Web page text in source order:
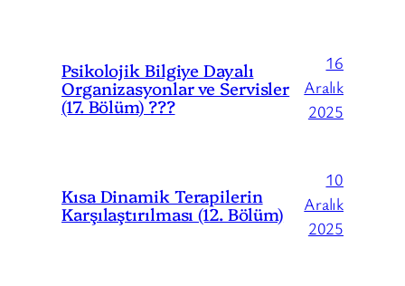
Psikolojik Bilgiye Dayalı
Organizasyonlar ve Servisler
(17. Bölüm) ???
16
Aralık
2025
Kısa Dinamik Terapilerin
Karşılaştırılması (12. Bölüm)
10
Aralık
2025